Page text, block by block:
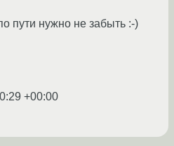
пути нужно не забыть :-)
+00:00